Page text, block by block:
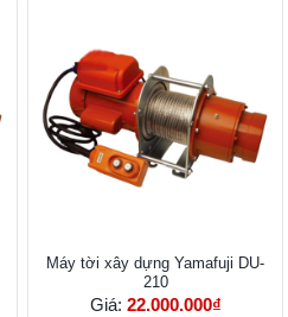
Máy tời xây dựng Yamafuji DU-
210
Giá: 22.000.000₫